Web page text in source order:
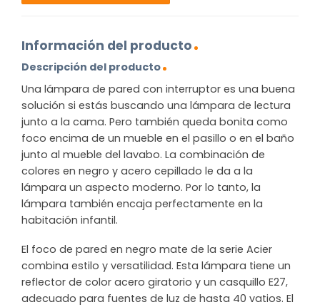
Información del producto
Descripción del producto
Una lámpara de pared con interruptor es una buena
solución si estás buscando una lámpara de lectura
junto a la cama. Pero también queda bonita como
foco encima de un mueble en el pasillo o en el baño
junto al mueble del lavabo. La combinación de
colores en negro y acero cepillado le da a la
lámpara un aspecto moderno. Por lo tanto, la
lámpara también encaja perfectamente en la
habitación infantil.
El foco de pared en negro mate de la serie Acier
combina estilo y versatilidad. Esta lámpara tiene un
reflector de color acero giratorio y un casquillo E27,
adecuado para fuentes de luz de hasta 40 vatios. El